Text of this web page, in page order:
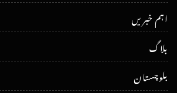
اہم خبریں
بلاگ
بلوچستان